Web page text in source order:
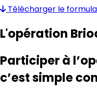
Télécharger le
L'opération
Participer à
c’est simple